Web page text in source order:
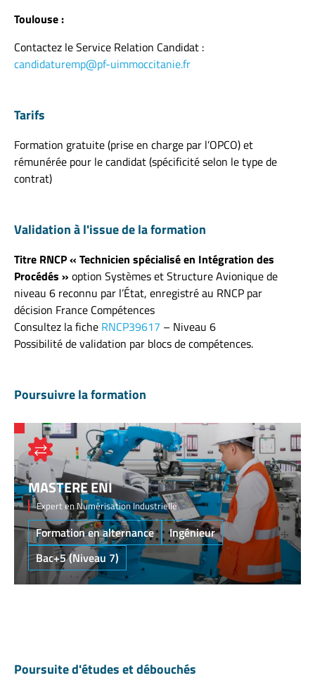
Toulouse :
Contactez le Service Relation Candidat :
candidaturemp@pf-uimmoccitanie.fr
Tarifs
Formation gratuite (prise en charge par l’OPCO) et
rémunérée pour le candidat (spécificité selon le type de
contrat)
Validation à l'issue de la formation
Titre RNCP « Technicien spécialisé en Intégration des
Procédés » option Systèmes et Structure Avionique de
niveau 6 reconnu par l’État, enregistré au RNCP par
décision France Compétences
Consultez la fiche RNCP39617 – Niveau 6
Possibilité de validation par blocs de compétences.
Poursuivre la formation
MASTERE ENI
Expert en Numérisation Industrielle
Formation en alternance
Ingénieur
Bac+5 (Niveau 7)
Poursuite d'études et débouchés